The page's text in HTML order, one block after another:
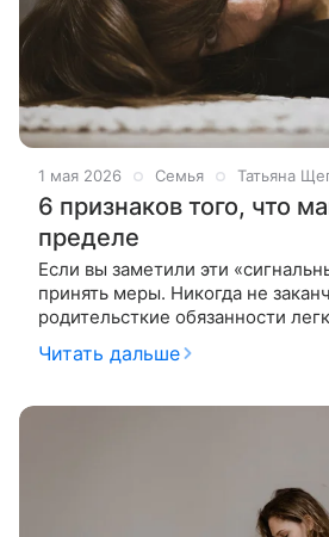
1 мая 2026 Семья Татьяна
6 признаков того, что
пределе
Если вы заметили эти
принять меры. Никогда не
родительсткие обязанности
довести до выгорания и
часто заботятся о других в ущерб
Читать дальше